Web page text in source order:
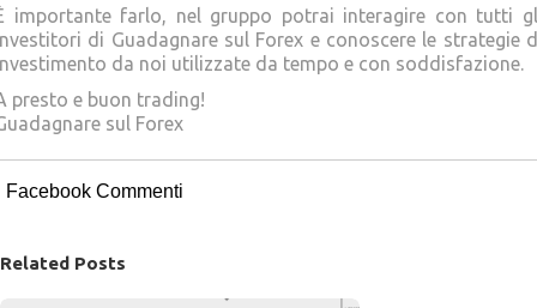
importante farlo, nel gruppo potrai interagire con tutti
di Guadagnare sul Forex e conoscere le strategie
da noi utilizzate da tempo e con soddisfazione.
presto e buon trading!
sul Forex
Facebook Commenti
Related Posts